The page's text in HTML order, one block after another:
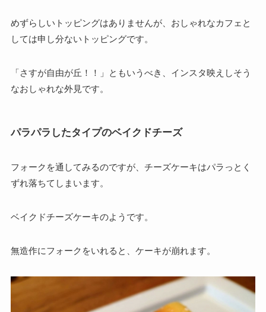
めずらしいトッピングはありませんが、おしゃれなカフェと
しては申し分ないトッピングです。
「さすが自由が丘！！」ともいうべき、インスタ映えしそう
なおしゃれな外見です。
パラパラしたタイプのベイクドチーズ
フォークを通してみるのですが、チーズケーキはパラっとく
ずれ落ちてしまいます。
ベイクドチーズケーキのようです。
無造作にフォークをいれると、ケーキが崩れます。